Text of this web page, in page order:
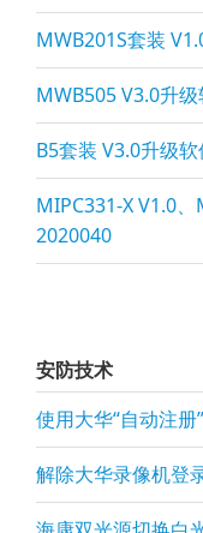
MWB201S套装
MWB505 V3.0升
B5套装 V3.0升级
MIPC331-X V1.0
2020040
安防技术
使用大华“自动注
解除大华录像机登